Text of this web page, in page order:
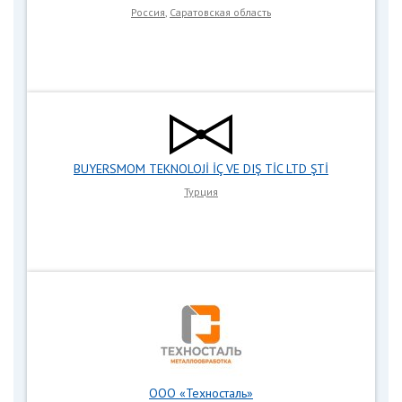
Россия, Саратовская область
BUYERSMOM TEKNOLOJİ İÇ VE DIŞ TİC LTD ŞTİ
Турция
ООО «Техносталь»